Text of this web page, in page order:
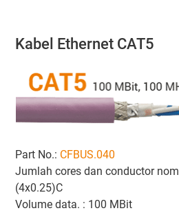
Kabel Ethernet CAT5
Part No.: CFBUS.040
Jumlah cores dan conductor
(4x0.25)C
Volume data. : 100 MBit